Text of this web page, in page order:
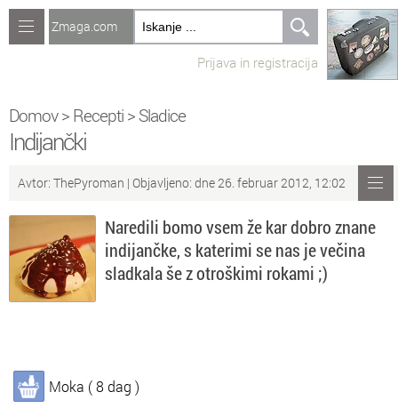
Računalništvo
Recepti
Naredi sam
Forum
Preverjanje znanja
Sv Sveže teme na forumu
So Objavljanje vsebin
Zmaga.com
Prijava in registracija
Domov> Recepti > Sladice
Indijančki
Avtor: ThePyroman | Objavljeno: dne 26. februar 2012, 12:02
Naredili bomo vsem že kar dobro znane
indijančke, s katerimi se nas je večina
sladkala še z otroškimi rokami ;)
Moka ( 8 dag )